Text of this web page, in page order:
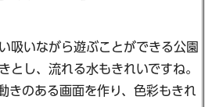
吸いながら遊ぶことができる公園
とし、流れる水もきれいですね。
きのある画面を作り、色彩もきれ